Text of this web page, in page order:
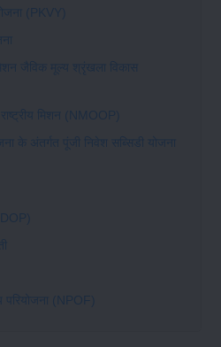
(PKVY)
जैविक मूल्य श्रृंखला विकास
मिशन (NMOOP)
के अंतर्गत पूंजी निवेश सब्सिडी योजना
परियोजना (NPOF)